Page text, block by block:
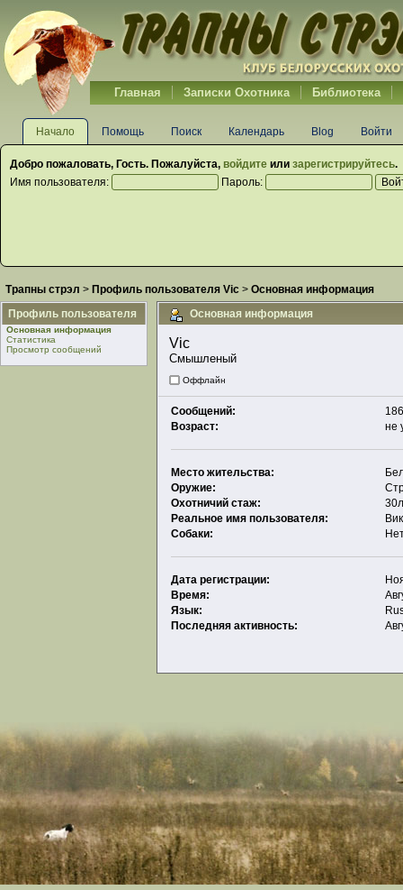
Главная Записки Охотника Библиотека
Начало Помощь Поиск Календарь Blog Войти
Добро пожаловать, Гость. Пожалуйста, войдите или зарегистрируйтесь.
Имя пользователя:
Пароль:
Трапны стрэл > Профиль пользователя Vic > Основная информация
Профиль пользователя
Основная информация
Статистика
Просмотр сообщений
Основная информация
Vic
Смышленый
Оффлайн
Сообщений:
Возраст:
не
Место жительства:
Оружие:
Охотничий стаж:
Реальное имя пользователя:
Собаки:
Дата регистрации:
Время:
Язык:
Последняя активность: